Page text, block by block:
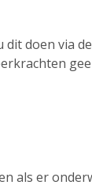
doen via
als er